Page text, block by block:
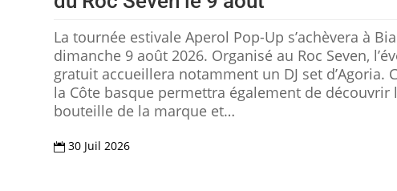
La tournée estivale Aperol Pop-Up s’achèvera à
dimanche 9 août 2026. Organisé au Roc Seven,
gratuit accueillera notamment un DJ set d’Agoria.
la Côte basque permettra également de découvrir
bouteille de la marque et…
 30 Juil 2026